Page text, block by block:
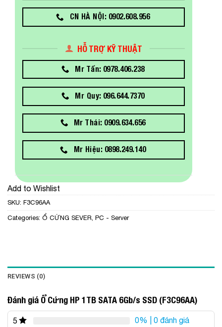
CN HÀ NỘI: 0902.608.956
HỖ TRỢ KỸ THUẬT
Mr Tấn: 0978.406.238
Mr Quy: 096.644.7370
Mr Thái: 0909.634.656
Mr Hiệu: 0898.249.140
Add to Wishlist
SKU: F3C96AA
Categories: Ổ CỨNG SEVER PC - Server
REVIEWS (0)
Đánh giá Ổ Cứng HP 1TB SATA 6Gb/s SSD (F3C96AA)
5 0% | 0 đánh giá